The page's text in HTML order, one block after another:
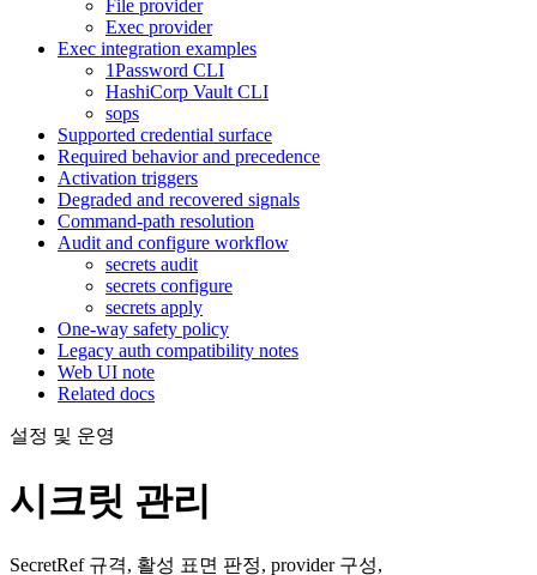
File provider
Exec provider
Exec integration examples
1Password CLI
HashiCorp Vault CLI
sops
Supported credential surface
Required behavior and precedence
Activation triggers
Degraded and recovered signals
Command-path resolution
Audit and configure workflow
secrets audit
secrets configure
secrets apply
One-way safety policy
Legacy auth compatibility notes
Web UI note
Related docs
설정 및 운영
시크릿 관리
SecretRef 규격, 활성 표면 판정, provider 구성,